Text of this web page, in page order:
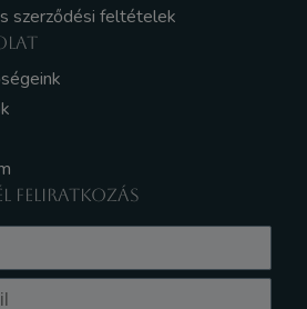
szerződési feltételek
FELIRATKOZÁS